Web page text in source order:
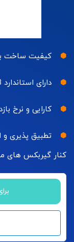
کیفیت ساخت
دارای استاندارد IE3
کارایی و نرخ
تطبیق پذیری و
کنار گیربکس های